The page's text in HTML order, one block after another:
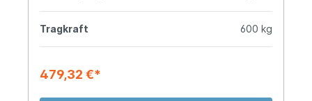
Tragkraft 600 kg
479,32 €*